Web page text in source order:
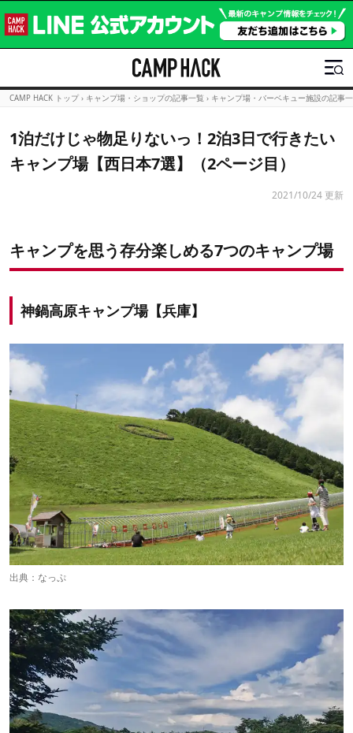
CAMP HACK トップ › キャンプ場・ショップの記事一覧 › キャンプ場・バーベキュー施設の記事
1泊だけじゃ物足りないっ！2泊3日で行きたい
キャンプ場【西日本7選】（2ページ目）
2021/10/24 更新
キャンプを思う存分楽しめる7つのキャンプ場
神鍋高原キャンプ場【兵庫】
出典： なっぷ